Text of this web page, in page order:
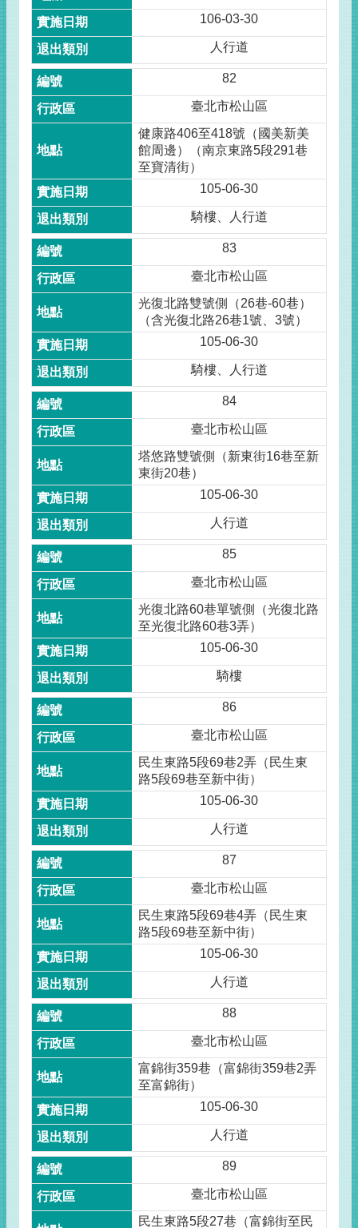
106-03-30
人行道
82
臺北市松山區
健康路406至418號（國美新美
館周邊）（南京東路5段291巷
至寶清街）
105-06-30
騎樓、人行道
83
臺北市松山區
光復北路雙號側（26巷-60巷）
（含光復北路26巷1號、3號）
105-06-30
騎樓、人行道
84
臺北市松山區
塔悠路雙號側（新東街16巷至新
東街20巷）
105-06-30
人行道
85
臺北市松山區
光復北路60巷單號側（光復北路
至光復北路60巷3弄）
105-06-30
騎樓
86
臺北市松山區
民生東路5段69巷2弄（民生東
路5段69巷至新中街）
105-06-30
人行道
87
臺北市松山區
民生東路5段69巷4弄（民生東
路5段69巷至新中街）
105-06-30
人行道
88
臺北市松山區
富錦街359巷（富錦街359巷2弄
至富錦街）
105-06-30
人行道
89
臺北市松山區
民生東路5段27巷（富錦街至民